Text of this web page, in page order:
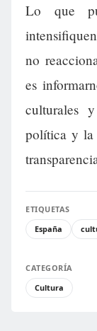
Lo que
no
es
culturales
política y la
ETIQUETAS
España
CATEGORÍA
Cultura